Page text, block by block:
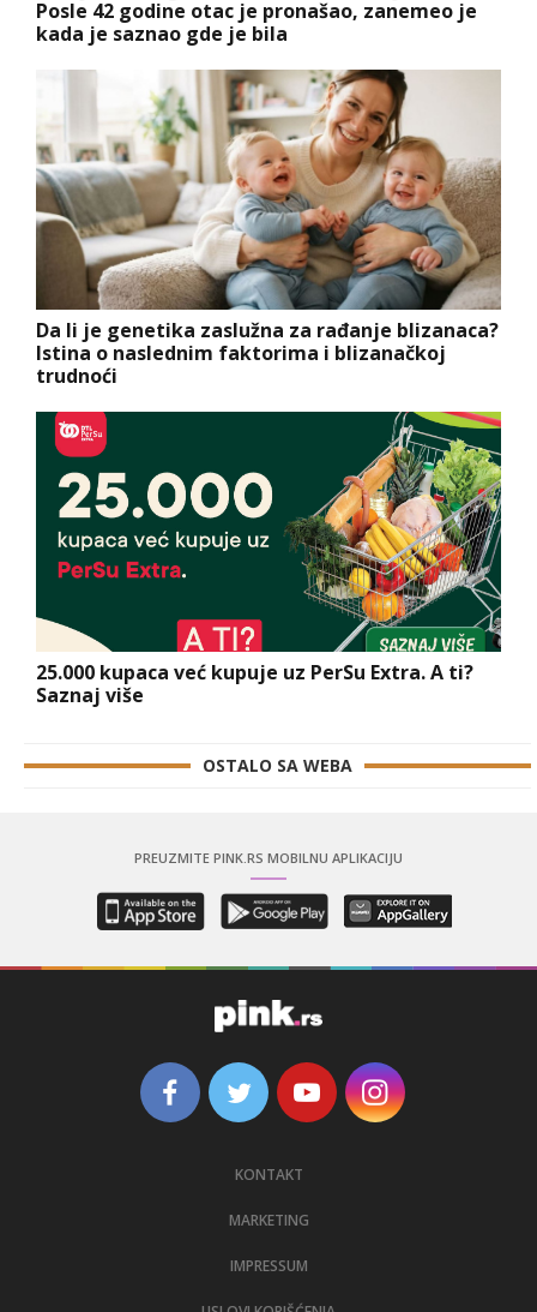
Posle 42 godine otac je pronašao, zanemeo je
kada je saznao gde je bila
Da li je genetika zaslužna za rađanje blizanaca?
Istina o naslednim faktorima i blizanačkoj
trudnoći
25.000 kupaca već kupuje uz PerSu Extra. A ti?
Saznaj više
OSTALO SA WEBA
PREUZMITE PINK.RS MOBILNU APLIKACIJU
KONTAKT
MARKETING
IMPRESSUM